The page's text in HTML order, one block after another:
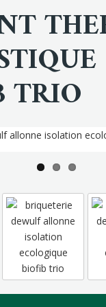
TRIO